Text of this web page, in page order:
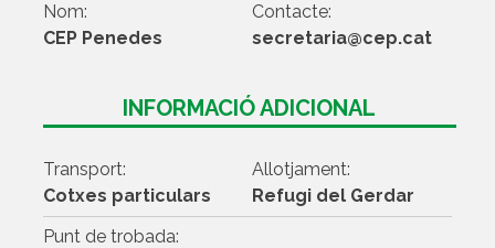
Nom:
CEP Penedes
Contacte:
secretaria@cep.cat
INFORMACIÓ ADICIONAL
Transport:
Cotxes particulars
Allotjament:
Refugi del Gerdar
Punt de trobada: